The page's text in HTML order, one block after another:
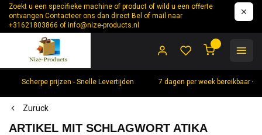
Zoekt u een specifieke machine of product of wild u een offerte
ontvangen Contacteer ons dan direct Bel of mail naar
+31621803866 ofinfo@nize-products.nl
Scherpe prijzen - Snelle Levertijden 7 dagen per week bereikbaar
Zurück
ARTIKEL MIT SCHLAGWORT ATIKA